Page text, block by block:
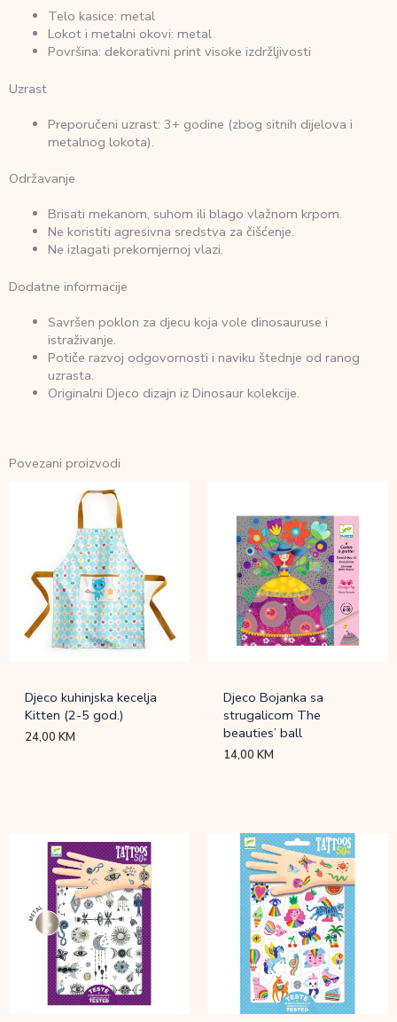
Telo kasice: metal
Lokot i metalni okovi: metal
Površina: dekorativni print visoke izdržljivosti
Uzrast
Preporučeni uzrast: 3+ godine (zbog sitnih dijelova i
metalnog lokota).
Održavanje
Brisati mekanom, suhom ili blago vlažnom krpom.
Ne koristiti agresivna sredstva za čišćenje.
Ne izlagati prekomjernoj vlazi.
Dodatne informacije
Savršen poklon za djecu koja vole dinosauruse i
istraživanje.
Potiče razvoj odgovornosti i naviku štednje od ranog
uzrasta.
Originalni Djeco dizajn iz Dinosaur kolekcije.
Povezani proizvodi
Djeco kuhinjska kecelja
Kitten (2-5 god.)
24,00KM
Djeco Bojanka sa
strugalicom The
beauties’ ball
14,00KM